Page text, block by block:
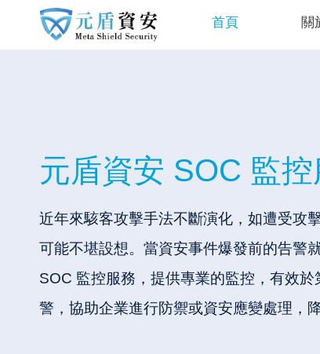
首頁 關
元盾資安 SOC 監控
近年來駭客攻擊手法不斷演化，如遭受攻
可能不堪設想。當資安事件爆發前的告警
SOC 監控服務，提供專業的監控，有效
警，協助企業進行防禦或資安應變處理，